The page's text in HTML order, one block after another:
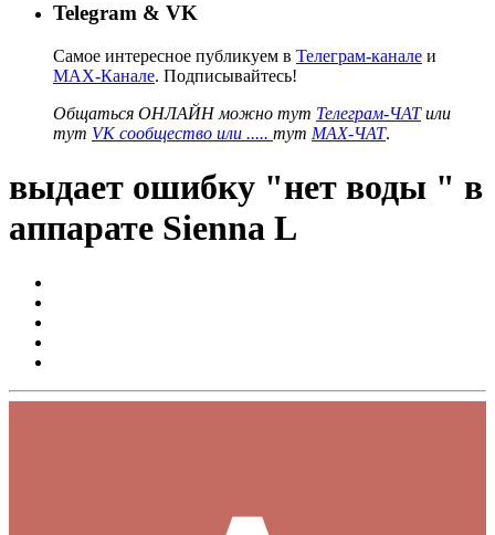
Telegram & VK
Самое интересное публикуем в Телеграм-канале и
MAX-Канале. Подписывайтесь!
Общаться ОНЛАЙН можно тут Телеграм-ЧАТили
тут VK сообщество или ..... тут MAX-ЧАТ.
выдает ошибку "нет воды " в
аппарате Sienna L